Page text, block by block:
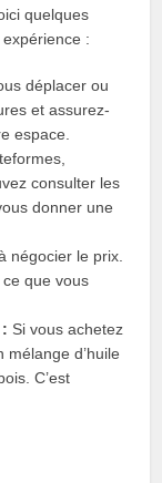
quelques
:
déplacer ou
et assurez-
espace.
consulter les
donner une
négocier le prix.
ce que vous
Si vous achetez
d’huile
C’est